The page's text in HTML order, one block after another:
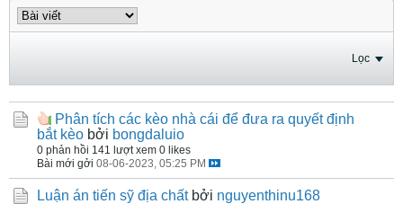
Lọc
Phân tích các kèo nhà cái để đưa ra quyết định
bắt kèo bởi bongdaluio
0 phản hồi 141 lượt xem 0 likes
Bài mới gởi 08-06-2023, 05:25 PM
Luận án tiến sỹ địa chất bởi nguyenthinu168